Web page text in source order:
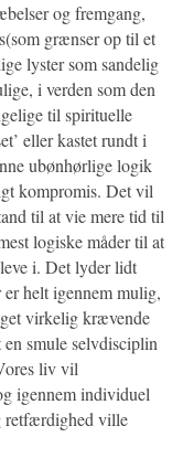
og fremgang,
grænser op til et
lyster som sandelig
i verden som den
til spirituelle
eller kastet rundt i
ubønhørlige logik
kompromis. Det vil
til at vie mere tid til
logiske måder til at
i. Det lyder lidt
er helt igennem mulig,
virkelig krævende
en smule selvdisciplin
liv vil
igennem individuel
retfærdighed ville